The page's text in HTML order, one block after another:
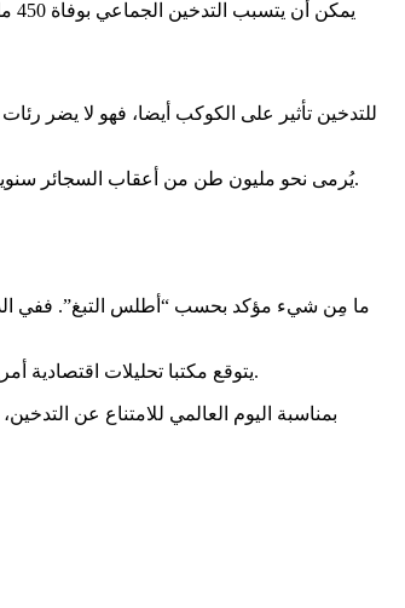
يُرمى نحو مليون طن من أعقاب السجائر سنويا وهي تحتوي على مادة أسيتات السليلوز غير القابلة للتحلل. وتتطلب زراعة التبغ 22 مليار طن من المياه سنويا وتنتج صناعته 25 مليون طن من النفايات الصلبة.
ما مِن شيء مؤكد بحسب “أطلس التبغ”. ففي
يتوقع مكتبا تحليلات اقتصادية أمريكيان أن تشهد السنوات الخمس إلى الثماني المقبلة زيادة سنوية تناهز 2,5% في إجمالي حجم التداول للقطاع والذي سيصل إلى 940 مليار دولار في العام 2023.
بمناسبة اليوم العالمي للامتناع عن